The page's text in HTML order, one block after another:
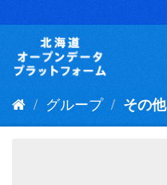
キ
グループ その他